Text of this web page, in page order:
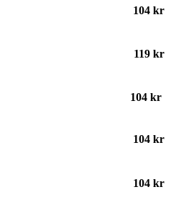
104 kr
119 kr
104 kr
104 kr
104 kr